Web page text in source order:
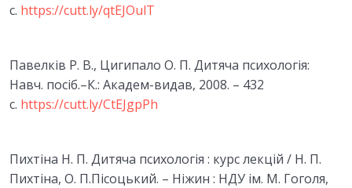
Список використаних джерел
ПСИХОЛОГІЇ
ЛЕКЦІЯ 3. ОСНОВНІ ЗАКОНОМІРНОСТІ ТА
ТЕМА 4. ВІКОВА ПЕРІОДИЗАЦІЯ
ПСИХІЧНОГО РОЗВИТКУ
0/6
с. https://cutt.ly/qtEJOulT
Павелків Р. В., Цигипало О. П. Дитяча психологія:
Навч. посіб.–К.: Академ-видав, 2008. – 432
с. https://cutt.ly/CtEJgpPh
Пихтіна Н. П. Дитяча психологія : курс лекцій / Н. П.
Пихтіна, О. П.Пісоцький. – Ніжин : НДУ ім. М. Гоголя,